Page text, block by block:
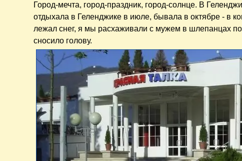
Город-мечта, город-праздник, город-солнце. В
отдыхала в Геленджике в июле, бывала в октябре - в
лежал снег, я мы расхаживали с мужем в шлепанцах
сносило голову.